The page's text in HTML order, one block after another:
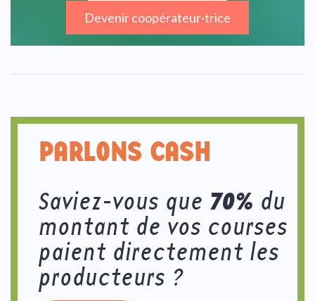
Devenir coopérateur·trice
PARLONS CASH
Saviez-vous que 70% du
montant de vos courses
paient directement les
producteurs ?